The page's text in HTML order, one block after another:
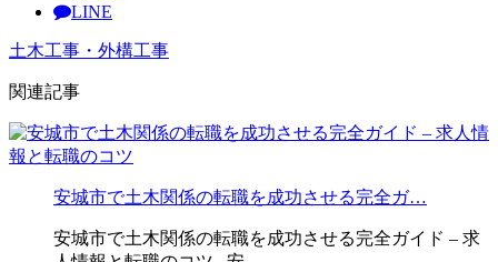
LINE
土木工事・外構工事
関連記事
安城市で土木関係の転職を成功させる完全ガ…
安城市で土木関係の転職を成功させる完全ガイド – 求